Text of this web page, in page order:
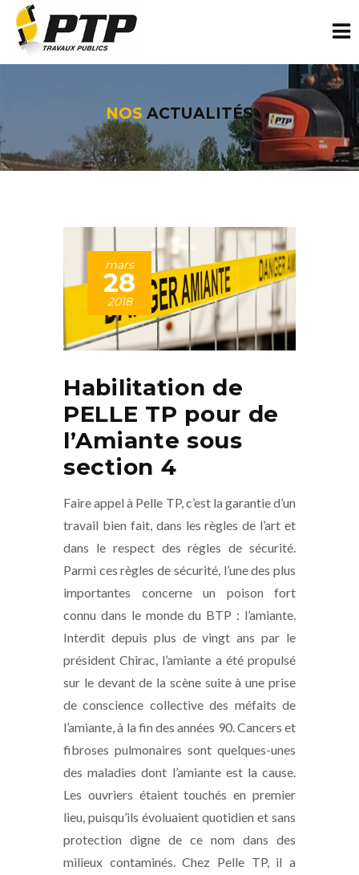
NOS ACTUALITÉS
mars
28
2018
Habilitation de
PELLE TP pour de
l’Amiante sous
section 4
Faire appel à Pelle TP, c’est la garantie d’un
travail bien fait, dans les règles de l’art et
dans le respect des règles de sécurité.
Parmi ces règles de sécurité, l’une des plus
importantes concerne un poison fort
connu dans le monde du BTP : l’amiante.
Interdit depuis plus de vingt ans par le
président Chirac, l’amiante a été propulsé
sur le devant de la scène suite à une prise
de conscience collective des méfaits de
l’amiante, à la fin des années 90. Cancers et
fibroses pulmonaires sont quelques-unes
des maladies dont l’amiante est la cause.
Les ouvriers étaient touchés en premier
lieu, puisqu’ils évoluaient quotidien et sans
protection digne de ce nom dans des
milieux contaminés. Chez Pelle TP, il a